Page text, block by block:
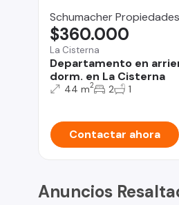
Schumacher Propiedades
La Cisterna
Departamento en
dorm. en La Cisterna
$360.000
44 m2 2 1
Contactar ahora
Anuncios